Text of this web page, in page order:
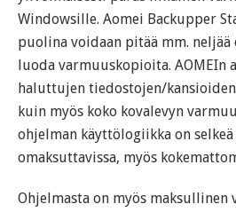
Windowsille. Aomei Backupper
puolina voidaan pitää mm.
luoda varmuuskopioita. AOMEIn
haluttujen tiedostojen/
kuin myös koko kovalevyn
ohjelman käyttölogiikka on
omaksuttavissa, myös
Ohjelmasta on myös maksullinen